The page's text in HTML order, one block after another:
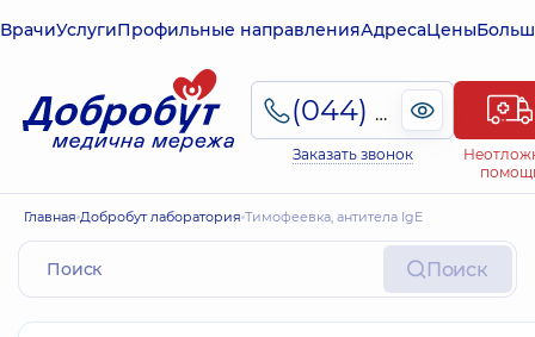
ВрачиУслугиПрофильные направленияАдресаЦены
(044) 495-2-888
Заказать звонок
Главная Добробут лаборатория Тимофеевка, антитела IgE
Поиск